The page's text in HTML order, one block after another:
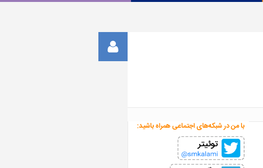
با من در شبکه‌های اجتماعی همراه باشید: